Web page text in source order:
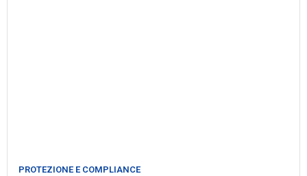
PROTEZIONE E COMPLIANCE